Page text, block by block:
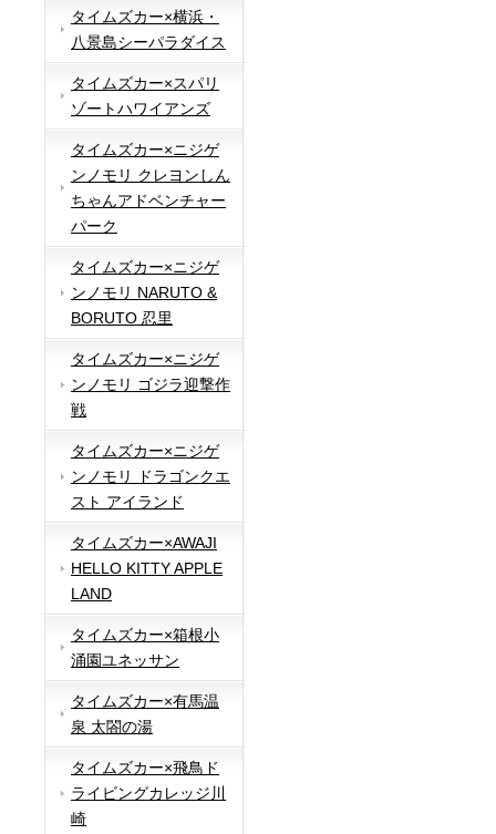
タイムズカー×横浜・
八景島シーパラダイス
タイムズカー×スパリ
ゾートハワイアンズ
タイムズカー×ニジゲ
ンノモリ クレヨンしん
ちゃんアドベンチャー
パーク
タイムズカー×ニジゲ
ンノモリ NARUTO &
BORUTO 忍里
タイムズカー×ニジゲ
ンノモリ ゴジラ迎撃作
戦
タイムズカー×ニジゲ
ンノモリ ドラゴンクエ
スト アイランド
タイムズカー×AWAJI
HELLO KITTY APPLE
LAND
タイムズカー×箱根小
涌園ユネッサン
タイムズカー×有馬温
泉 太閤の湯
タイムズカー×飛鳥ド
ライビングカレッジ川
崎